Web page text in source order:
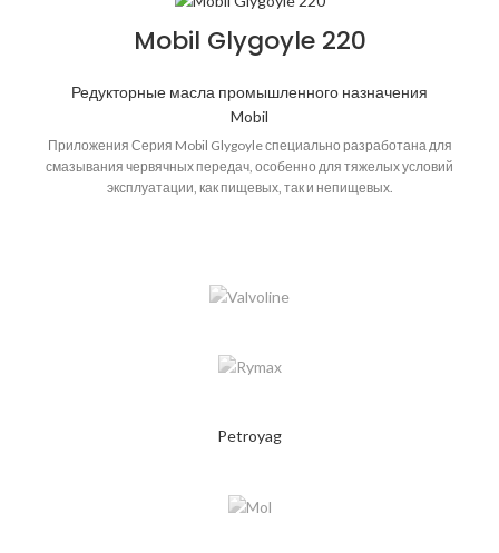
противоизносные, деэмульгирующие и противозадирные свойства.
Область примененияПредназначены для смазывания зубчатых
передач промышленного оборудования, работающего при средних и
различных механизмов, работающих при повышенных нагрузках, а
также для работы в узлах трения автоматических прессов горячей
штамповки и других тяжело нагруженных элементов промышленного
оборудования, работающего в условиях повышенного обводнения.
Mobil Glygoyle 220
Редукторные масла промышленного назначения
Mobil
Приложения Серия Mobil Glygoyle специально разработана для
смазывания червячных передач, особенно для тяжелых условий
эксплуатации, как пищевых, так и непищевых.
Petroyag